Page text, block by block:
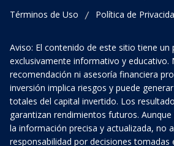
Términos de Uso / Política de
Aviso: El contenido de este sitio tiene un
exclusivamente informativo y educativo.
recomendación ni asesoría financiera
inversión implica riesgos y puede
totales del capital invertido. Los
garantizan rendimientos futuros.
la información precisa y actualizada, no
responsabilidad por decisiones tomadas